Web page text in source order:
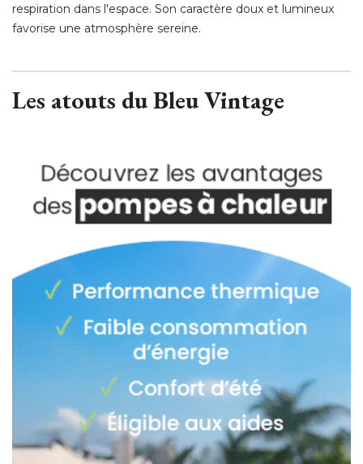
respiration dans l'espace. Son caractère doux et lumineux
favorise une atmosphère sereine.
Les atouts du Bleu Vintage